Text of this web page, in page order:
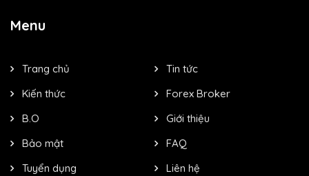
Menu
Trang chủ
Tin tức
Kiến thức
Forex Broker
B.O
Giới thiệu
Bảo mật
FAQ
Tuyển dụng
Liên hệ